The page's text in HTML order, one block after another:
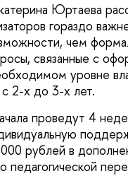
Юртаева
гораздо
чем
связанные с
уровне
2-х до 3-х лет.
проведут 4
рублей в